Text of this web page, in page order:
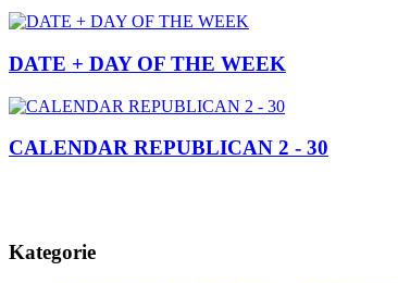
DATE + DAY OF THE WEEK
CALENDAR REPUBLICAN 2 - 30
Kategorie